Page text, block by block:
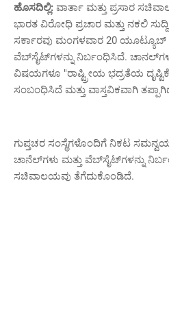
ಹೊಸದಿಲ್ಲಿ: ವಾರ್ತಾ ಮತ್ತು ಪ್ರಸಾರ
ಭಾರತ ವಿರೋಧಿ ಪ್ರಚಾರ ಮತ್ತು ನಕಲಿ
ಸರ್ಕಾರವು ಮಂಗಳವಾರ 20 ಯೂಟ್ಯೂಬ್
ವೆಬ್‌ಸೈಟ್‌ಗಳನ್ನು ನಿರ್ಬಂಧಿಸಿದೆ.
ವಿಷಯಗಳೂ "ರಾಷ್ಟ್ರೀಯ ಭದ್ರತೆಯ
ಸಂಬಂಧಿಸಿದೆ ಮತ್ತು ವಾಸ್ತವಿಕವಾಗಿ
ಗುಪ್ತಚರ ಸಂಸ್ಥೆಗಳೊಂದಿಗೆ ನಿಕಟ
ಚಾನೆಲ್‌ಗಳು ಮತ್ತು ವೆಬ್‌ಸೈಟ್‌ಗಳನ್ನು
ಸಚಿವಾಲಯವು ತೆಗೆದುಕೊಂಡಿದೆ.